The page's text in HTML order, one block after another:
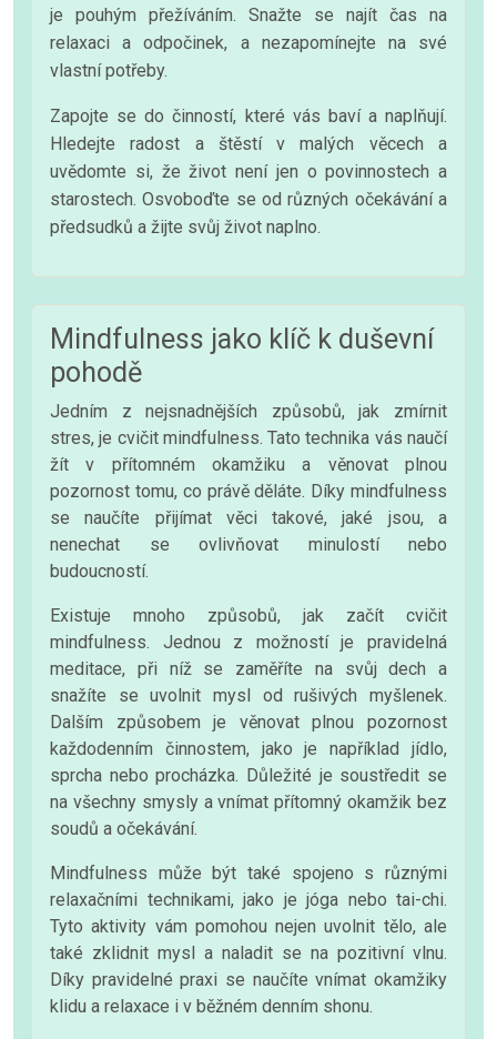
je pouhým přežíváním. Snažte se najít čas na
relaxaci a odpočinek, a nezapomínejte na své
vlastní potřeby.
Zapojte se do činností, které vás baví a naplňují.
Hledejte radost a štěstí v malých věcech a
uvědomte si, že život není jen o povinnostech a
starostech. Osvoboďte se od různých očekávání a
předsudků a žijte svůj život naplno.
Mindfulness jako klíč k duševní
pohodě
Jedním z nejsnadnějších způsobů, jak zmírnit
stres, je cvičit mindfulness. Tato technika vás naučí
žít v přítomném okamžiku a věnovat plnou
pozornost tomu, co právě děláte. Díky mindfulness
se naučíte přijímat věci takové, jaké jsou, a
nenechat se ovlivňovat minulostí nebo
budoucností.
Existuje mnoho způsobů, jak začít cvičit
mindfulness. Jednou z možností je pravidelná
meditace, při níž se zaměříte na svůj dech a
snažíte se uvolnit mysl od rušivých myšlenek.
Dalším způsobem je věnovat plnou pozornost
každodenním činnostem, jako je například jídlo,
sprcha nebo procházka. Důležité je soustředit se
na všechny smysly a vnímat přítomný okamžik bez
soudů a očekávání.
Mindfulness může být také spojeno s různými
relaxačními technikami, jako je jóga nebo tai-chi.
Tyto aktivity vám pomohou nejen uvolnit tělo, ale
také zklidnit mysl a naladit se na pozitivní vlnu.
Díky pravidelné praxi se naučíte vnímat okamžiky
klidu a relaxace i v běžném denním shonu.